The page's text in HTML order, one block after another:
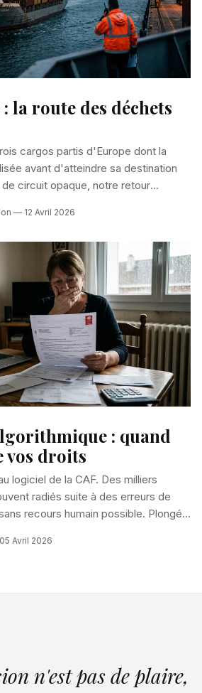
la route des déchets
cargos partis d'Europe dont la
avant d'atteindre sa destination
circuit opaque, notre retour
toxiques.
— 12 Avril 2026
: quand
vos droits
logiciel de la CAF. Des milliers
radiés suite à des erreurs de
recours humain possible. Plongée
lire aussi
Avril 2026
n'est pas de plaire,